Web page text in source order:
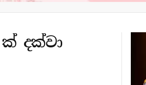
දක්වා